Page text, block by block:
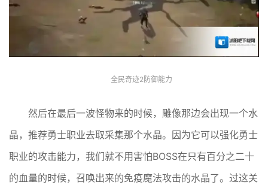
全民奇迹2防御能力
然后在最后一波怪物来的时候，雕像那边会出现一个水
晶，推荐勇士职业去取采集那个水晶。因为它可以强化勇士
职业的攻击能力，我们就不用害怕BOSS在只有百分之二十
的血量的时候，召唤出来的免疫魔法攻击的水晶了。过这关